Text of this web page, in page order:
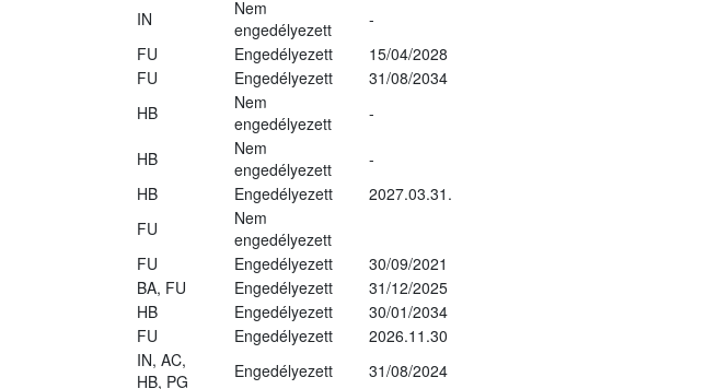
IN
Nem
engedélyezett
-
FU Engedélyezett
15/04/2028
FU Engedélyezett
31/08/2034
HB
Nem
engedélyezett
-
HB
Nem
engedélyezett
-
HB Engedélyezett
2027.03.31.
FU
Nem
engedélyezett
FU Engedélyezett
30/09/2021
BA, FU Engedélyezett
31/12/2025
HB Engedélyezett
30/01/2034
FU Engedélyezett
2026.11.30
IN, AC,
HB, PG
Engedélyezett 31/08/2024